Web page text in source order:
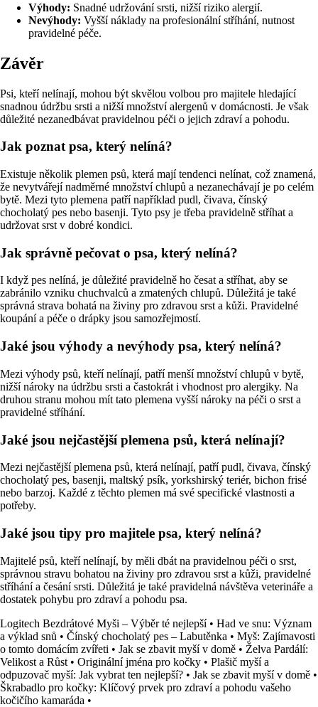
Výhody: Snadné udržování srsti, nižší riziko alergií.
Nevýhody: Vyšší náklady na profesionální stříhání, nutnost
pravidelné péče.
Závěr
Psi, kteří nelínají, mohou být skvělou volbou pro majitele hledající
snadnou údržbu srsti a nižší množství alergenů v domácnosti. Je však
důležité nezanedbávat pravidelnou péči o jejich zdraví a pohodu.
Jak poznat psa, který nelíná?
Existuje několik plemen psů, která mají tendenci nelínat, což znamená,
že nevytvářejí nadměrné množství chlupů a nezanechávají je po celém
bytě. Mezi tyto plemena patří například pudl, čivava, čínský
chocholatý pes nebo basenji. Tyto psy je třeba pravidelně stříhat a
udržovat srst v dobré kondici.
Jak správně pečovat o psa, který nelíná?
I když pes nelíná, je důležité pravidelně ho česat a stříhat, aby se
zabránilo vzniku chuchvalců a zmatených chlupů. Důležitá je také
správná strava bohatá na živiny pro zdravou srst a kůži. Pravidelné
koupání a péče o drápky jsou samozřejmostí.
Jaké jsou výhody a nevýhody psa, který nelíná?
Mezi výhody psů, kteří nelínají, patří menší množství chlupů v bytě,
nižší nároky na údržbu srsti a častokrát i vhodnost pro alergiky. Na
druhou stranu mohou mít tato plemena vyšší nároky na péči o srst a
pravidelné stříhání.
Jaké jsou nejčastější plemena psů, která nelínají?
Mezi nejčastější plemena psů, která nelínají, patří pudl, čivava, čínský
chocholatý pes, basenji, maltský psík, yorkshirský teriér, bichon frisé
nebo barzoj. Každé z těchto plemen má své specifické vlastnosti a
potřeby.
Jaké jsou tipy pro majitele psa, který nelíná?
Majitelé psů, kteří nelínají, by měli dbát na pravidelnou péči o srst,
správnou stravu bohatou na živiny pro zdravou srst a kůži, pravidelné
stříhání a česání srsti. Důležitá je také pravidelná návštěva veterináře a
dostatek pohybu pro zdraví a pohodu psa.
Logitech Bezdrátové Myši – Výběr té nejlepší• Had ve snu: Význam
a výklad snů • Čínský chocholatý pes – Labutěnka • Myš: Zajímavosti
o tomto domácím zvířeti • Jak se zbavit myší v domě • Želva Pardálí:
Velikost a Růst • Originální jména pro kočky • Plašič myší a
odpuzovač myší: Jak vybrat ten nejlepší? • Jak se zbavit myší v domě •
Škrabadlo pro kočky: Klíčový prvek pro zdraví a pohodu vašeho
kočičího kamaráda •